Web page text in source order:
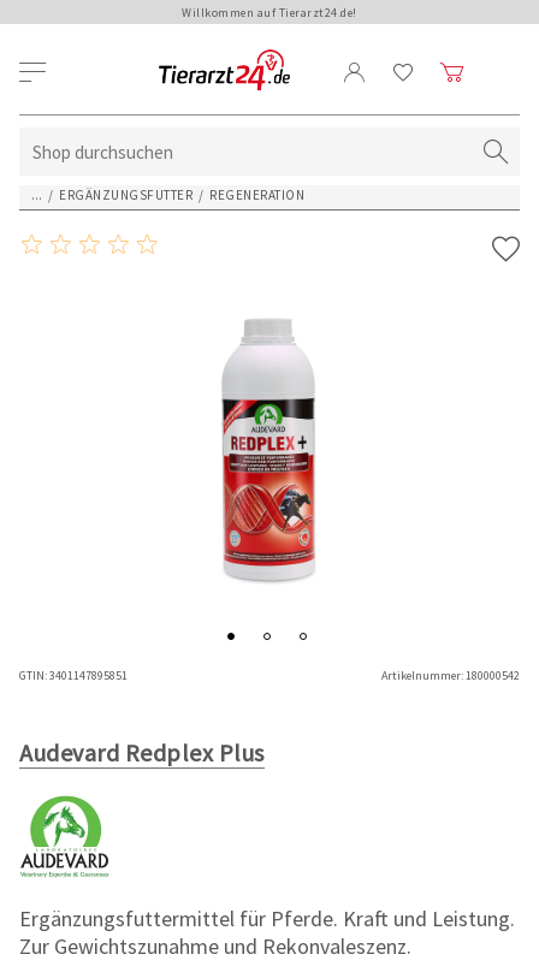
Willkommen auf Tierarzt24.de!
... / ERGÄNZUNGSFUTTER / REGENERATION
GTIN:3401147895851 Artikelnummer:180000542
Audevard Redplex Plus
Ergänzungsfuttermittel für Pferde. Kraft und Leistung.
Zur Gewichtszunahme und Rekonvaleszenz.